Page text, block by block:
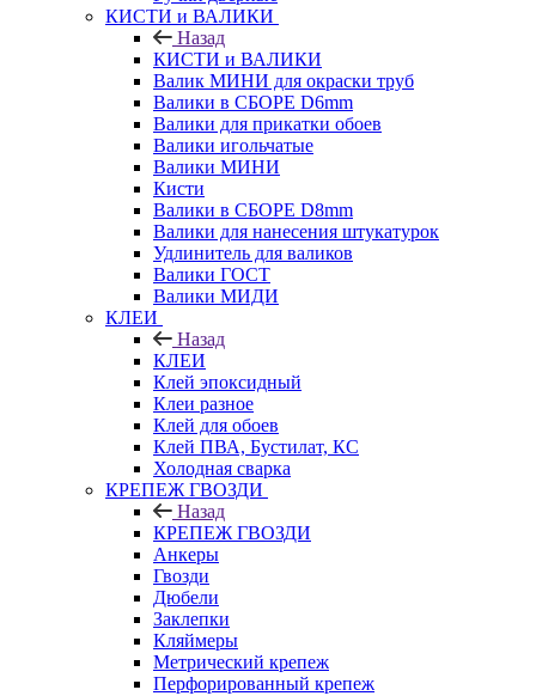
КИСТИ и ВАЛИКИ
Назад
КИСТИ и ВАЛИКИ
Валик МИНИ для окраски труб
Валики в СБОРЕ D6mm
Валики для прикатки обоев
Валики игольчатые
Валики МИНИ
Кисти
Валики в СБОРЕ D8mm
Валики для нанесения штукатурок
Удлинитель для валиков
Валики ГОСТ
Валики МИДИ
КЛЕИ
Назад
КЛЕИ
Клей эпоксидный
Клеи разное
Клей для обоев
Клей ПВА, Бустилат, КС
Холодная сварка
КРЕПЕЖ ГВОЗДИ
Назад
КРЕПЕЖ ГВОЗДИ
Анкеры
Гвозди
Дюбели
Заклепки
Кляймеры
Метрический крепеж
Перфорированный крепеж